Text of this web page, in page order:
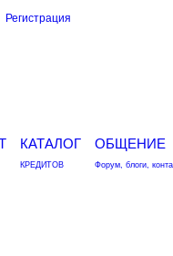
Регистрация
КАТАЛОГ
КРЕДИТОВ
ОБЩЕНИЕ
Форум, блоги,